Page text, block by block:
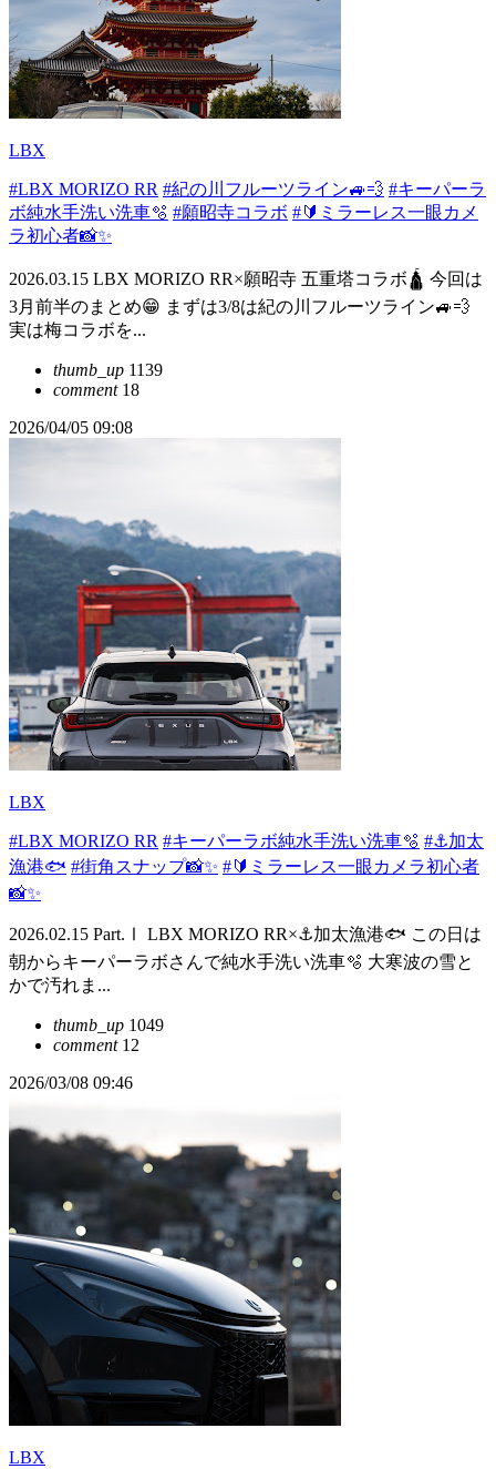
LBX
#LBX MORIZO RR #紀の川フルーツライン🚙💨 #キーパーラ
ボ純水手洗い洗車🫧 #願昭寺コラボ #🔰ミラーレス一眼カメ
ラ初心者📸✨️
2026.03.15 LBX MORIZO RR×願昭寺 五重塔コラボ🛕 今回は
3月前半のまとめ😁 まずは3/8は紀の川フルーツライン🚙💨
実は梅コラボを...
thumb_up 1139
comment18
2026/04/05 09:08
LBX
#LBX MORIZO RR #キーパーラボ純水手洗い洗車🫧 #⚓️加太
漁港🐟️ #街角スナップ📸✨️ #🔰ミラーレス一眼カメラ初心者
📸✨️
2026.02.15 Part.Ⅰ LBX MORIZO RR×⚓️加太漁港🐟️ この日は
朝からキーパーラボさんで純水手洗い洗車🫧 大寒波の雪と
かで汚れま...
thumb_up 1049
comment12
2026/03/08 09:46
LBX